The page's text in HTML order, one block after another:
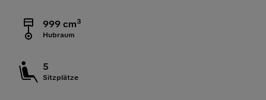
999 cm3
Hubraum
5
Sitzplätze